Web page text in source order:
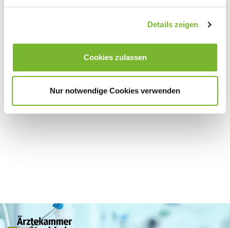
Details zeigen
Cookies zulassen
Nur notwendige Cookies verwenden
Zurück zur Übersicht
Für weitere Informationen wenden Sie sich bitte direkt an den jeweiligen